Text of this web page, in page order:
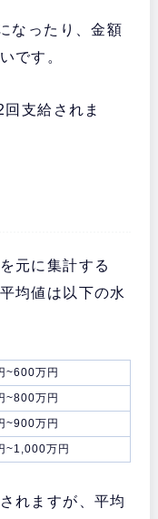
なったり、金額
です。
支給されま
元に集計する
均値は以下の水
~600万円
~800万円
~900万円
~1,000万円
れますが、平均